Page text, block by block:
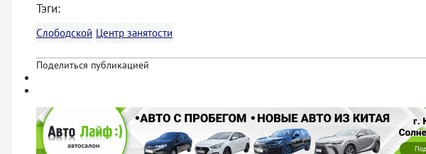
Тэги:
Слободской Центр занятости
Поделиться публикацией